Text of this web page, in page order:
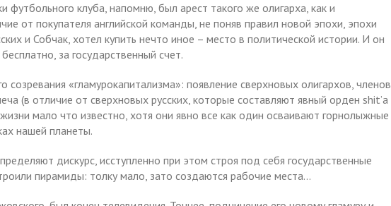
футбольного клуба, напомню, был арест такого же олигарха, как и
от покупателя английской команды, не поняв правил новой эпохи, эпохи
и Собчак, хотел купить нечто иное – место в политической истории. И он
за государственный счет.
созревания «гламурокапитализма»: появление сверхновых олигархов, членов
(в отличие от сверхновых русских, которые составляют явный орден shit’а
мало что известно, хотя они явно все как один осваивают горнолыжные
нашей планеты.
дискурс, исступленно при этом строя под себя государственные
пирамиды: толку мало, зато создаются рабочие места…